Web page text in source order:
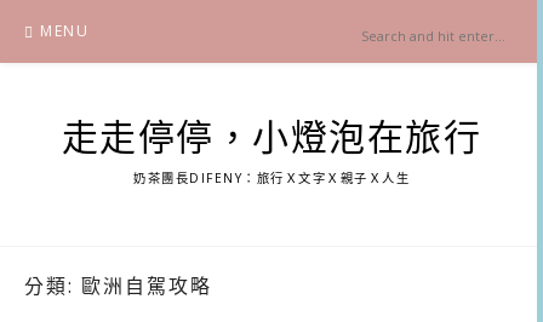
content
MENU
走走停停，小燈泡在旅行
奶茶團長DIFENY：旅行Ｘ文字Ｘ親子Ｘ人生
分類: 歐洲自駕攻略